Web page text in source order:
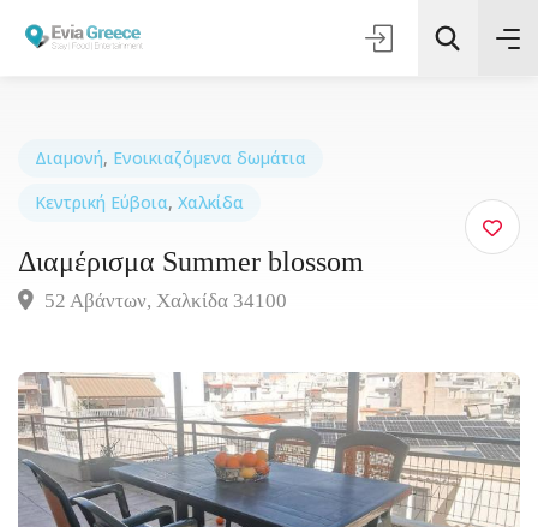
Τοποθεσία
Όλες οι Κατηγορίες
Διαμονή, Ενοικιαζόμενα δωμάτια
Κεντρική Εύβοια, Χαλκίδα
Διαμέρισμα Summer blossom
52 Αβάντων, Χαλκίδα 34100